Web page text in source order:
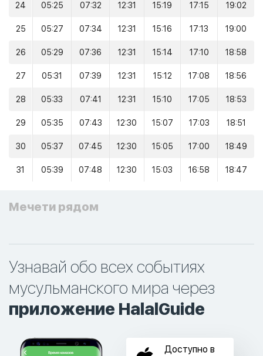
24 05:25 07:32 12:31 15:19 17:15 19:02
25 05:27 07:34 12:31 15:16 17:13 19:00
26 05:29 07:36 12:31 15:14 17:10 18:58
27 05:31 07:39 12:31 15:12 17:08 18:56
28 05:33 07:41 12:31 15:10 17:05 18:53
29 05:35 07:43 12:30 15:07 17:03 18:51
30 05:37 07:45 12:30 15:05 17:00 18:49
31 05:39 07:48 12:30 15:03 16:58 18:47
Мечети рядом
Узнавай обо всех событиях
мусульманского мира через
приложение HalalGuide
Доступно в